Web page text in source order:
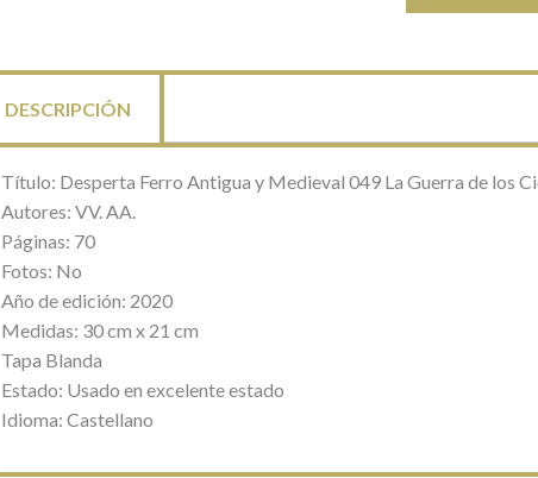
DESCRIPCIÓN
Título: Desperta Ferro Antigua y Medieval 049 La Guerra de los
Autores: VV. AA.
Páginas: 70
Fotos: No
Año de edición: 2020
Medidas: 30 cm x 21 cm
Tapa Blanda
Estado: Usado en excelente estado
Idioma: Castellano